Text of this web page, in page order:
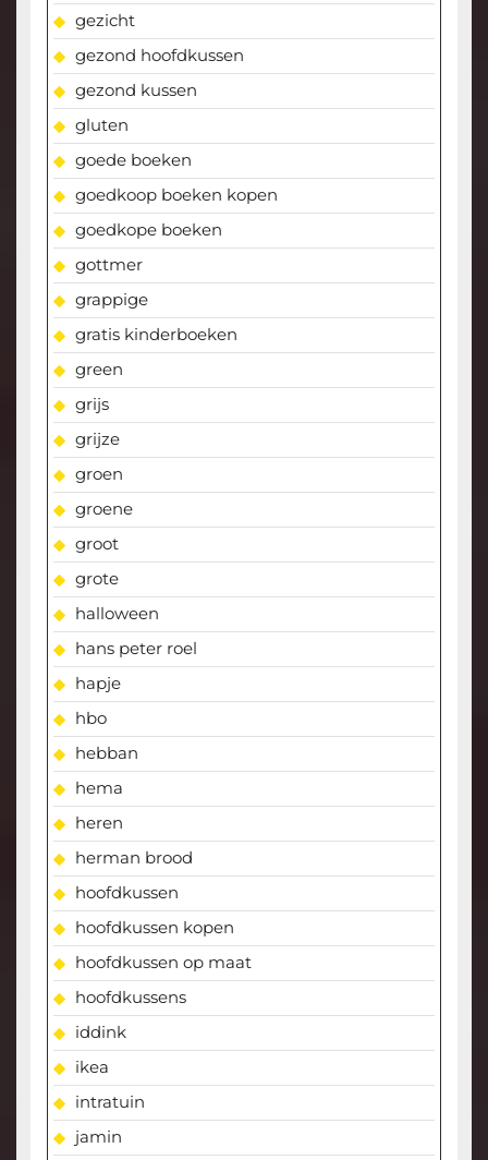
gezicht
gezond hoofdkussen
gezond kussen
gluten
goede boeken
goedkoop boeken kopen
goedkope boeken
gottmer
grappige
gratis kinderboeken
green
grijs
grijze
groen
groene
groot
grote
halloween
hans peter roel
hapje
hbo
hebban
hema
heren
herman brood
hoofdkussen
hoofdkussen kopen
hoofdkussen op maat
hoofdkussens
iddink
ikea
intratuin
jamin